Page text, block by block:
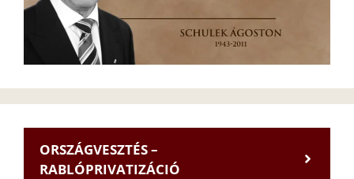
ORSZÁGVESZTÉS –
RABLÓPRIVATIZÁCIÓ